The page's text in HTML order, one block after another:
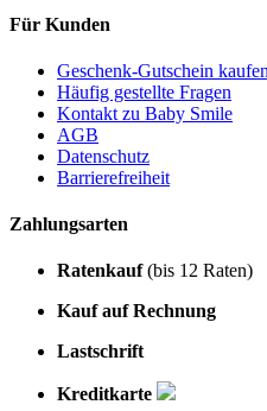
Für Kunden
Geschenk-Gutschein kaufen
Häufig gestellte Fragen
Kontakt zu Baby Smile
AGB
Datenschutz
Barrierefreiheit
Zahlungsarten
Ratenkauf(bis 12 Raten)
Kauf auf Rechnung
Lastschrift
Kreditkarte